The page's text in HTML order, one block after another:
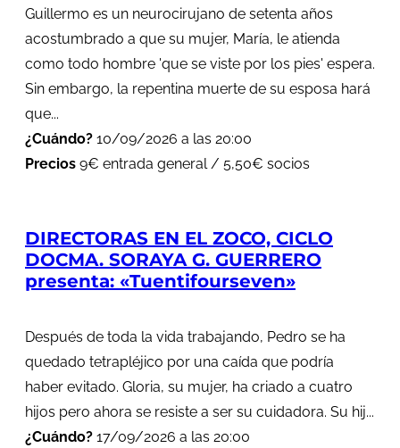
Guillermo es un neurocirujano de setenta años
acostumbrado a que su mujer, María, le atienda
como todo hombre 'que se viste por los pies' espera.
Sin embargo, la repentina muerte de su esposa hará
que...
¿Cuándo? 10/09/2026 a las 20:00
Precios 9€ entrada general / 5,50€ socios
DIRECTORAS EN EL ZOCO, CICLO
DOCMA. SORAYA G. GUERRERO
presenta: «Tuentifourseven»
Después de toda la vida trabajando, Pedro se ha
quedado tetrapléjico por una caída que podría
haber evitado. Gloria, su mujer, ha criado a cuatro
hijos pero ahora se resiste a ser su cuidadora. Su hij...
¿Cuándo? 17/09/2026 a las 20:00